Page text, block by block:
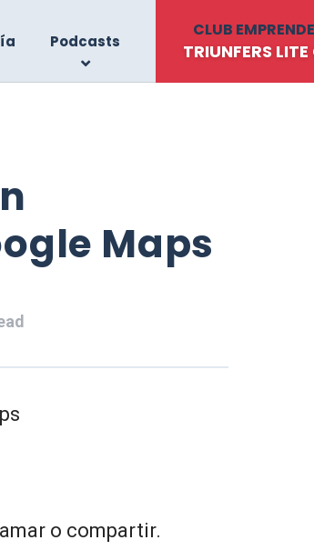
Podcasts
CLUB
TRIUNFERS
Maps
o compartir.